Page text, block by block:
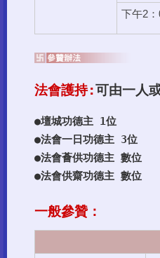
下午2
法會護持:可由一人
●壇城功德主 1位
●法會一日功德主 3位
●法會薈供功德主 數位
●法會供齋功德主 數位
一般參贊：